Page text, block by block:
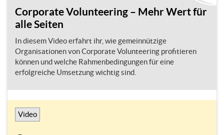
Corporate Volunteering – Mehr Wert für
alle Seiten
In diesem Video erfahrt ihr, wie gemeinnützige
Organisationen von Corporate Volunteering profitieren
können und welche Rahmenbedingungen für eine
erfolgreiche Umsetzung wichtig sind.
Video